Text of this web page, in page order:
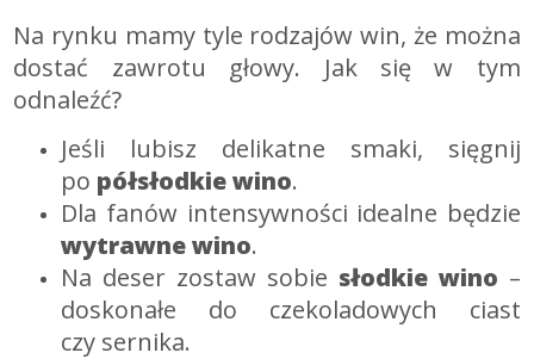
Na rynku mamy tyle rodzajów win, że można
dostać zawrotu głowy. Jak się w tym
odnaleźć?
Jeśli lubisz delikatne smaki, sięgnij
po półsłodkie wino.
Dla fanów intensywności idealne będzie
wytrawne wino.
Na deser zostaw sobie słodkie wino –
doskonałe do czekoladowych ciast
czy sernika.